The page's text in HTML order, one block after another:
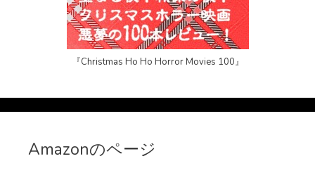
『Christmas Ho Ho Horror Movies 100』
Amazonのページ